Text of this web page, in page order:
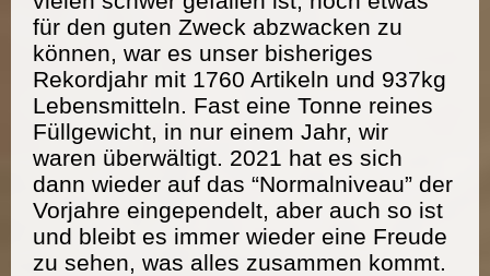
für den guten Zweck abzwacken zu
können, war es unser bisheriges
Rekordjahr mit 1760 Artikeln und 937kg
Lebensmitteln. Fast eine Tonne reines
Füllgewicht, in nur einem Jahr, wir
waren überwältigt. 2021 hat es sich
dann wieder auf das “Normalniveau” der
Vorjahre eingependelt, aber auch so ist
und bleibt es immer wieder eine Freude
zu sehen, was alles zusammen kommt.